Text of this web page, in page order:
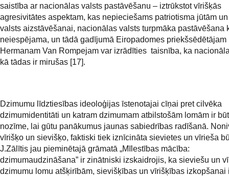
saistība ar nacionālas valsts pastāvēšanu – iztrūkstot vīrišķās
agresivitātes aspektam, kas nepieciešams patriotisma jūtām
valsts aizstāvēšanai, nacionālas valsts turpmāka pastāvēšana
neiespējama, un tādā gadījumā Eiropadomes priekšsēdētājam
Hermanam Van Rompejam var izrādīties taisnība, ka
kā tādas ir mirušas [17].
Dzimumu līdztiesības ideoloģijas īstenotajai cīņai pret cilvēka
dzimumidentitāti un katram dzimumam atbilstošām lomām ir
nozīme, lai gūtu panākumus jaunas sabiedrības radīšanā.
vīrišķo un sievišķo, faktiski tiek iznīcināta sievietes un vīrieša
J.Zālītis jau pieminētajā grāmatā „Mīlestības mācība:
dzimumaudzināšana” ir zinātniski izskaidrojis, ka sieviešu un
dzimumu lomu atšķirībām, sievišķības un vīrišķības izkopšanai